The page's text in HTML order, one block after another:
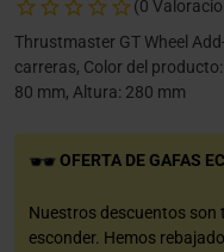
(0
Thrustmaster GT Wheel
carreras, Color del
80 mm, Altura: 280 mm
OFERTA DE GAFAS
Nuestros descuentos son
esconder. Hemos